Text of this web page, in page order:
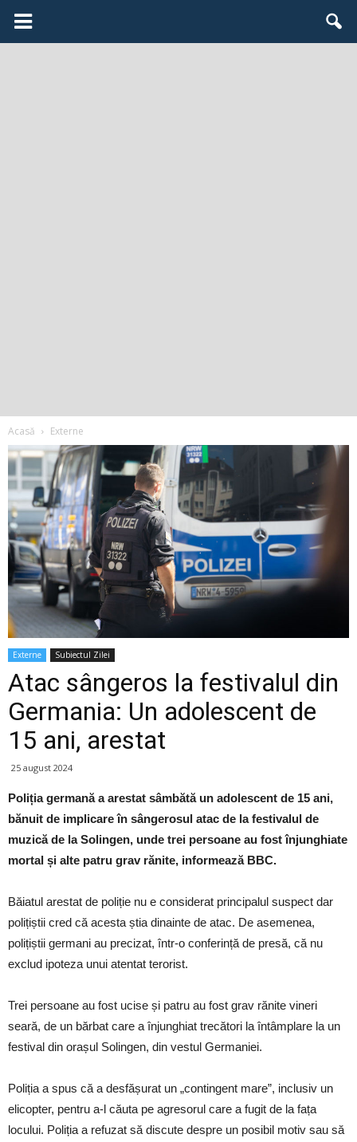
Acasă Externe
Externe Subiectul Zilei
Atac sângeros la festivalul din
Germania: Un adolescent de
15 ani, arestat
25 august 2024
Poliția germană a arestat sâmbătă un adolescent de 15 ani,
bănuit de implicare în sângerosul atac de la festivalul de
muzică de la Solingen, unde trei persoane au fost înjunghiate
mortal și alte patru grav rănite, informează BBC.
Băiatul arestat de poliție nu e considerat principalul suspect dar
polițiștii cred că acesta știa dinainte de atac. De asemenea,
polițiștii germani au precizat, într-o conferință de presă, că nu
exclud ipoteza unui atentat terorist.
Trei persoane au fost ucise și patru au fost grav rănite vineri
seară, de un bărbat care a înjunghiat trecători la întâmplare la un
festival din orașul Solingen, din vestul Germaniei.
Poliția a spus că a desfășurat un „contingent mare”, inclusiv un
elicopter, pentru a-l căuta pe agresorul care a fugit de la fața
locului. Poliția a refuzat să discute despre un posibil motiv sau să